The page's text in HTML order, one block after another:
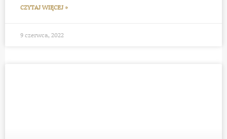
CZYTAJ WIĘCEJ »
9 czerwca, 2022